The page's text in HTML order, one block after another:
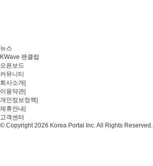
뉴스
KWave 팬클럽
오픈보드
커뮤니티
회사소개
이용약관
개인정보정책
제휴안내
고객센터
© Copyright 2026 Korea Portal Inc. All Rights Reserved.